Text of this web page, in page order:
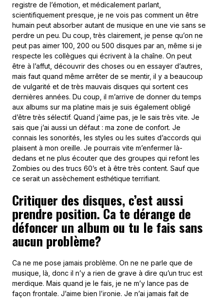
registre de l’émotion, et médicalement parlant,
scientifiquement presque, je ne vois pas comment un être
humain peut absorber autant de musique en une vie sans se
perdre un peu. Du coup, très clairement, je pense qu’on ne
peut pas aimer 100, 200 ou 500 disques par an, même si je
respecte les collègues qui écrivent à la chaîne. On peut
être à l’affut, découvrir des choses ou en essayer d’autres,
mais faut quand même arrêter de se mentir, il y a beaucoup
de vulgarité et de très mauvais disques qui sortent ces
dernières années. Du coup, il m’arrive de donner du temps
aux albums sur ma platine mais je suis également obligé
d’être très sélectif. Quand j’aime pas, je le sais très vite. Je
sais que j’ai aussi un défaut : ma zone de confort. Je
connais les sonorités, les styles ou les suites d’accords qui
plaisent à mon oreille. Je pourrais vite m’enfermer là-
dedans et ne plus écouter que des groupes qui refont les
Zombies ou des trucs 60’s et à être très content. Sauf que
ce serait un assèchement esthétique terrifiant.
Critiquer des disques, c’est aussi
prendre position. Ca te dérange de
défoncer un album ou tu le fais sans
aucun problème?
Ca ne me pose jamais problème. On ne ne parle que de
musique, là, donc il n’y a rien de grave à dire qu’un truc est
merdique. Mais quand je le fais, je ne m’y lance pas de
façon frontale. J’aime bien l’ironie. Je n’ai jamais fait de